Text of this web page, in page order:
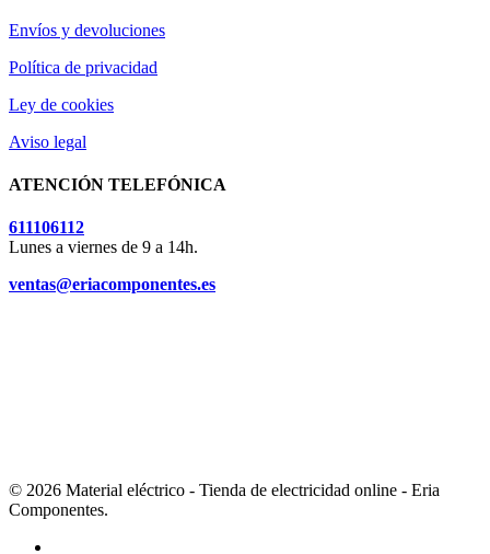
Envíos y devoluciones
Política de privacidad
Ley de cookies
Aviso legal
ATENCIÓN TELEFÓNICA
611106112
Lunes a viernes de 9 a 14h.
ventas@eriacomponentes.es
© 2026 Material eléctrico - Tienda de electricidad online - Eria
Componentes.